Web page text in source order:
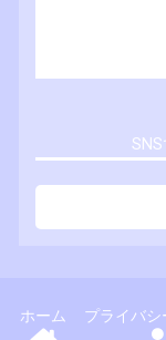
ホーム プライバ